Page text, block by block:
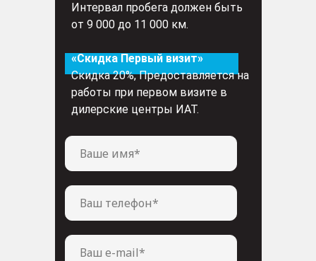
Интервал пробега должен быть
от 9 000 до 11 000 км.
«Скидка Первый визит»
Скидка 20%, Предоставляется на
работы при первом визите в
дилерские центры ИАТ.